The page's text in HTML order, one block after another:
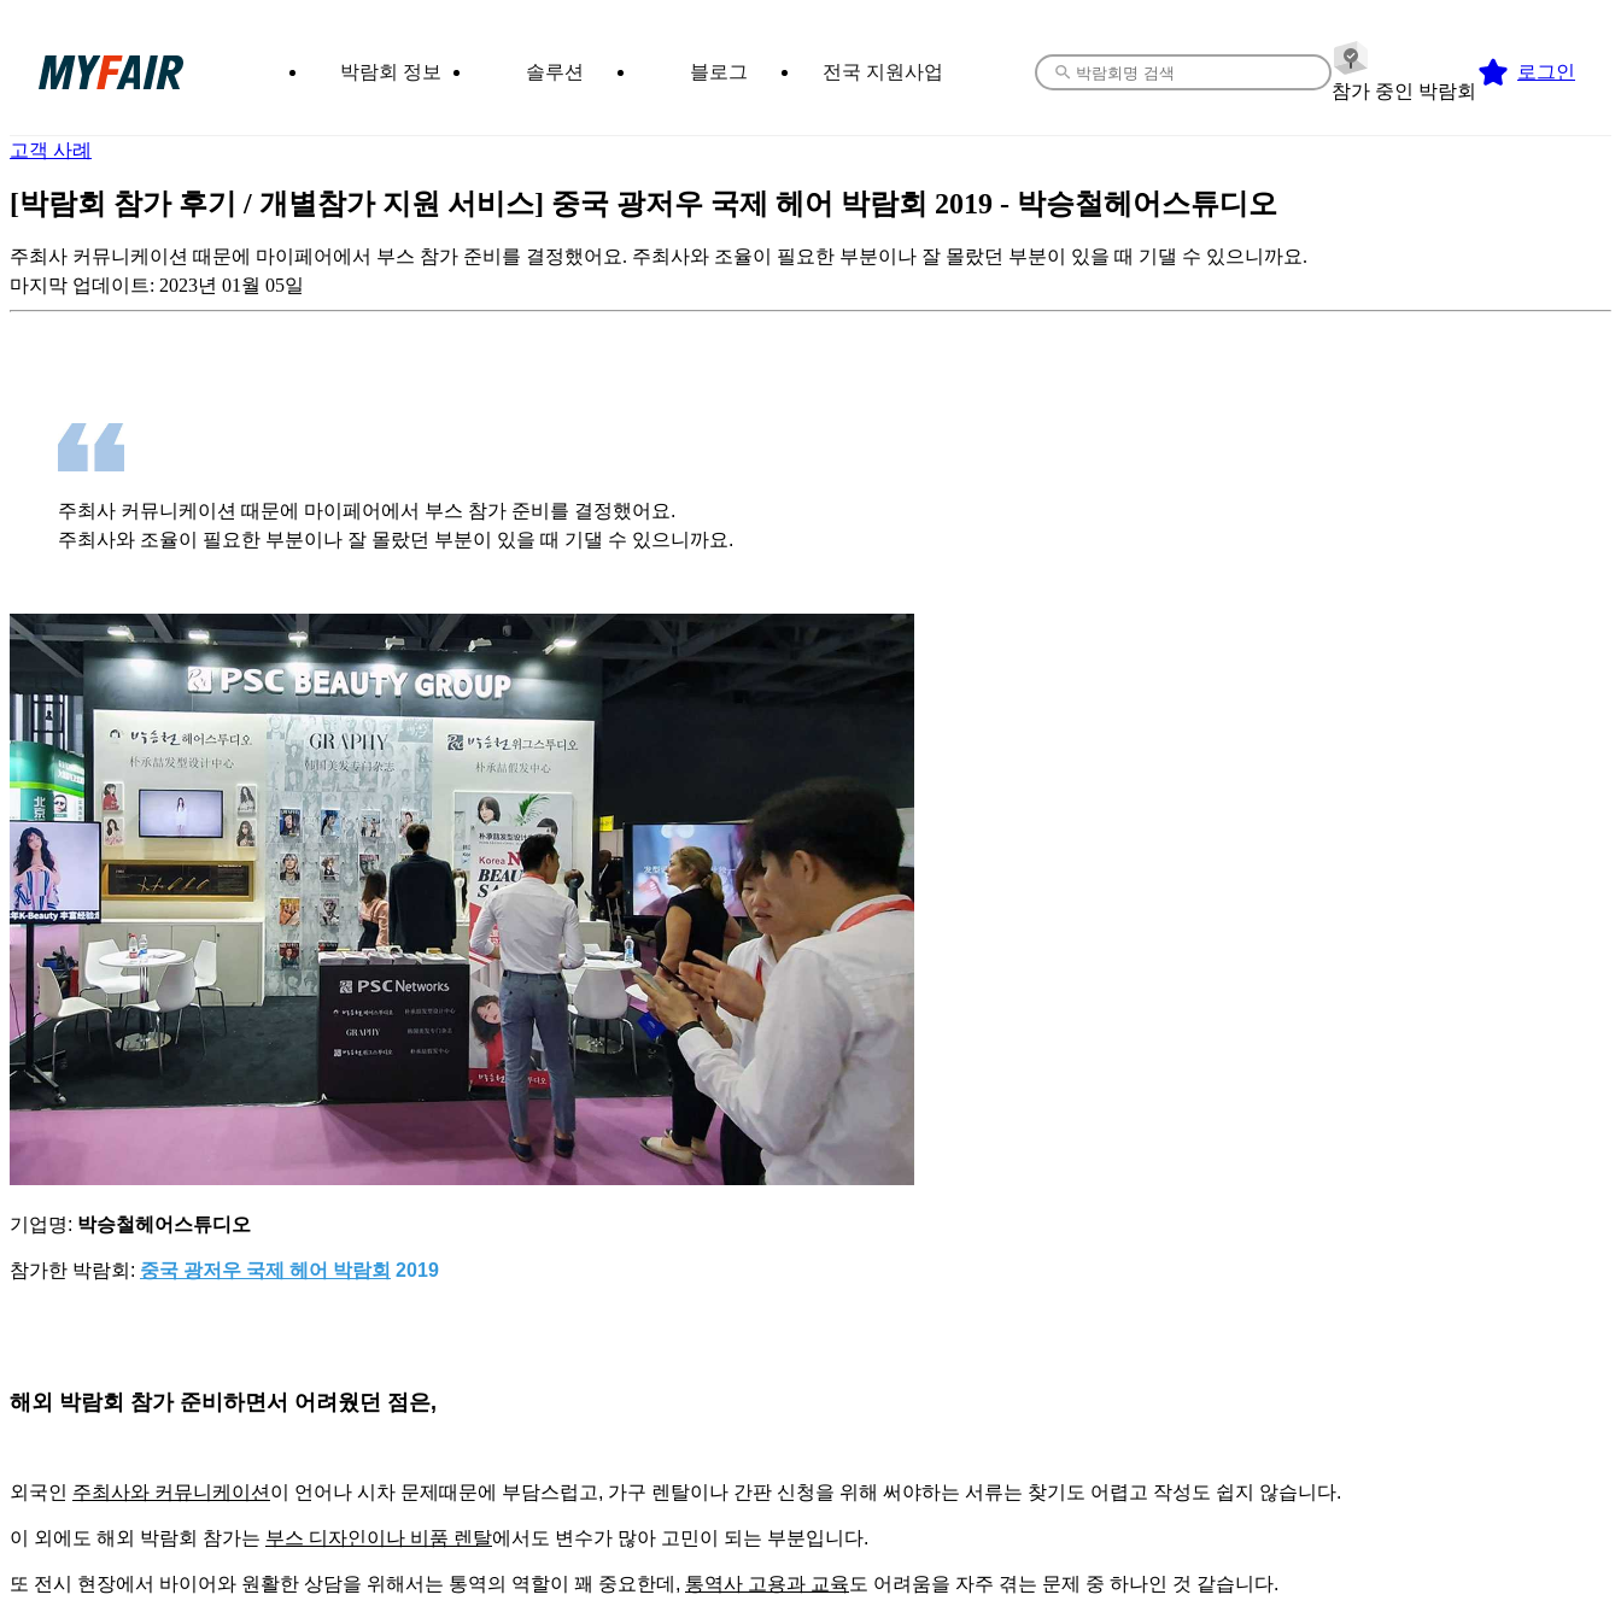
박람회 정보 솔루션 블로그
전국 지원사업
참가 중인 박람회
로그인
고객 사례
[박람회 참가 후기 / 개별참가 지원 서비스] 중국 광저우 국제 헤어 박람회 2019 - 박승철헤어스튜디오
주최사 커뮤니케이션 때문에 마이페어에서 부스 참가 준비를 결정했어요. 주최사와 조율이 필요한 부분이나 잘 몰랐던 부분이 있을 때 기댈 수 있으니까요.
마지막 업데이트: 2023년 01월 05일
주최사 커뮤니케이션 때문에 마이페어에서 부스 참가 준비를 결정했어요.
주최사와 조율이 필요한 부분이나 잘 몰랐던 부분이 있을 때 기댈 수 있으니까요.
기업명: 박승철헤어스튜디오
참가한 박람회: 중국 광저우 국제 헤어 박람회 2019
해외 박람회 참가 준비하면서 어려웠던 점은,
외국인 주최사와 커뮤니케이션 이 언어나 시차 문제때문에 부담스럽고, 가구 렌탈이나 간판 신청을 위해 써야하는 서류는 찾기도 어렵고 작성도 쉽지 않습니다.
이 외에도 해외 박람회 참가는 부스 디자인이나 비품 렌탈에서도 변수가 많아 고민이 되는 부분입니다.
또 전시 현장에서 바이어와 원활한 상담을 위해서는 통역의 역할이 꽤 중요한데, 통역사 고용과 교육도 어려움을 자주 겪는 문제 중 하나인 것 같습니다.